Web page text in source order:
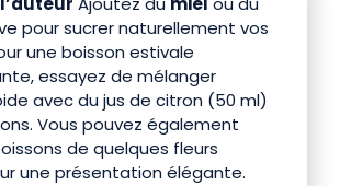
pour sucrer naturellement vos
une boisson estivale
essayez de mélanger
avec du jus de citron (50 ml)
Vous pouvez également
de quelques fleurs
une présentation élégante.